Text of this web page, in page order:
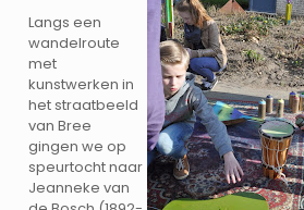
Langs een
wandelroute
met
kunstwerken in
het straatbeeld
van Bree
gingen we op
speurtocht naar
Jeanneke van